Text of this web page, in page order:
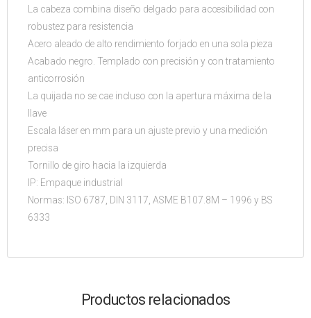
La cabeza combina diseño delgado para accesibilidad con
robustez para resistencia
Acero aleado de alto rendimiento forjado en una sola pieza
Acabado negro. Templado con precisión y con tratamiento
anticorrosión
La quijada no se cae incluso con la apertura máxima de la
llave
Escala láser en mm para un ajuste previo y una medición
precisa
Tornillo de giro hacia la izquierda
IP: Empaque industrial
Normas: ISO 6787, DIN 3117, ASME B107.8M – 1996 y BS
6333
Productos relacionados